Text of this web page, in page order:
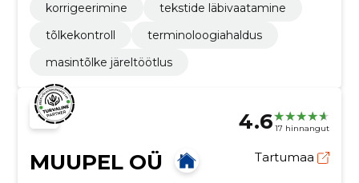
korrigeerimine
tekstide läbivaatamine
tõlkekontroll
terminoloogiahaldus
masintõlke järeltöötlus
4.6 17 hinnangut
MUUPEL OÜ Tartumaa